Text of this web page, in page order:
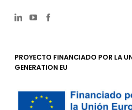
PROYECTO FINANCIADO POR LA
GENERATION EU